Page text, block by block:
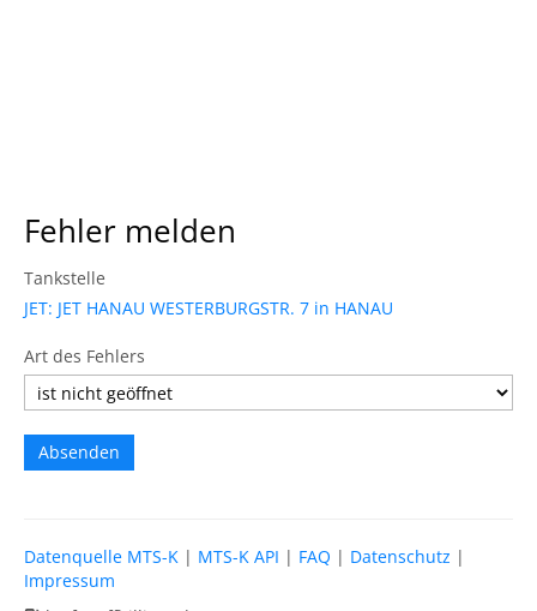
Fehler melden
Tankstelle
JET: JET HANAU WESTERBURGSTR. 7 in HANAU
Art des Fehlers
Datenquelle MTS-K | MTS-K API | FAQ | Datenschutz |
Impressum